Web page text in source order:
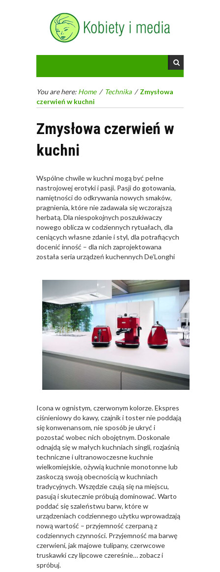
You are here: Home / Technika / Zmysłowa
czerwień w kuchni
Zmysłowa czerwień w
kuchni
Wspólne chwile w kuchni mogą być pełne
nastrojowej erotyki i pasji. Pasji do gotowania,
namiętności do odkrywania nowych smaków,
pragnienia, które nie zadawala się wczorajszą
herbatą. Dla niespokojnych poszukiwaczy
nowego oblicza w codziennych rytuałach, dla
ceniących własne zdanie i styl, dla potrafiących
docenić inność – dla nich zaprojektowana
została seria urządzeń kuchennych De’Longhi
Icona w ognistym, czerwonym kolorze. Ekspres
ciśnieniowy do kawy, czajnik i toster nie poddają
się konwenansom, nie sposób je ukryć i
pozostać wobec nich obojętnym. Doskonale
odnajdą się w małych kuchniach singli, rozjaśnią
techniczne i ultranowoczesne kuchnie
wielkomiejskie, ożywią kuchnie monotonne lub
zaskoczą swoją obecnością w kuchniach
tradycyjnych. Wszędzie czują się na miejscu,
pasują i skutecznie próbują dominować. Warto
poddać się szaleństwu barw, które w
urządzeniach codziennego użytku wprowadzają
nową wartość – przyjemność czerpaną z
codziennych czynności. Przyjemność ma barwę
czerwieni, jak majowe tulipany, czerwcowe
truskawki czy lipcowe czereśnie… zobacz i
spróbuj.